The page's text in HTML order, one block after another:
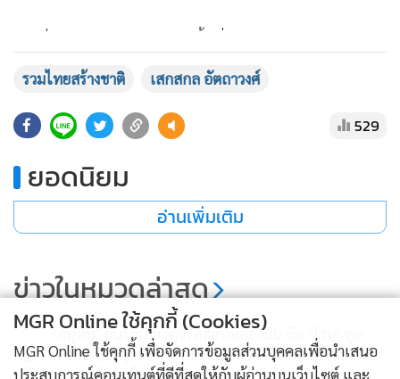
ไทยสร้างชาติให้ได้ ส.ส. มากที่สุด เพื่อเป็นแกนนำจัดตั้งรัฐบาล
แก้ไขปัญหาให้ประเทศชาติและประชาชน เพราะที่ผ่านมา
ประชาชนเห็นผลงานแล้ว และเห็นแล้วว่าใครมีความตั้งใจทำงาน
อย่างแท้จริง”
ส่วนที่นายทักษิณ ชินวัตร อดีตนายกรัฐมนตรี ประเมินพรรครวม
สกล มองว่าที่นายทักษิณออกมาพูดเช่นนั้น เพราะมีความหวั่น
ไหวและกลัวพรรครวมไทยสร้างชาติมากกว่า คงเห็นสัญญาณ
แล้วว่าประชาชนจะเทคะแนนมาที่พรรครวมไทยสร้างชาติ เป็น
แกนนำจัดตั้งรัฐบาล
รวมไทยสร้างชาติ เสกสกล อัตถาวงศ์
529
ยอดนิยม
อ่านเพิ่มเติม
ข่าวในหมวดล่าสุด
1
"อนุทิน" ยันไม่เกี่ยวทุจริตสอบท้อองถิ่น ซัด "โรม" พูด
ตามสติปัญญาที่มี แต่ไม่มีข้อมูลจริง ลั่นเกลียดโกง ชว์ผล
งาน 1 เดือนเห็นผล
MGR Online ใช้คุกกี้ (Cookies)
MGR Online ใช้คุกกี้ เพื่อจัดการข้อมูลส่วนบุคคลเพื่อนำเสนอ
ประสบการณ์คอนเทนต์ที่ดีที่สุดให้กับผู้อ่านบนเว็บไซต์ และ